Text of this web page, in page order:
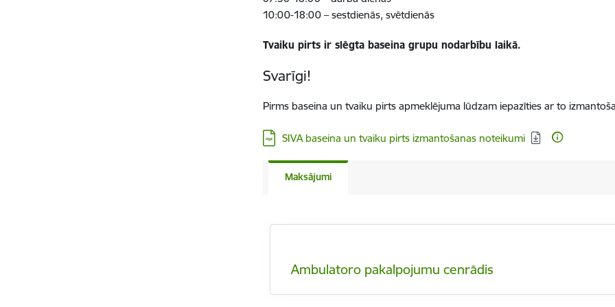
10:00-18:00–sestdienās, svētdienās
Tvaiku pirts ir slēgta baseina grupu nodarbību laikā.
Svarīgi!
Pirms baseina un tvaiku pirts apmeklējuma lūdzam iepazīties ar to
Lejupielādēt:
SIVA baseina un tvaiku pirts izmantošanas noteikumi
Maksājumi
Ambulatoro pakalpojumu cenrādis